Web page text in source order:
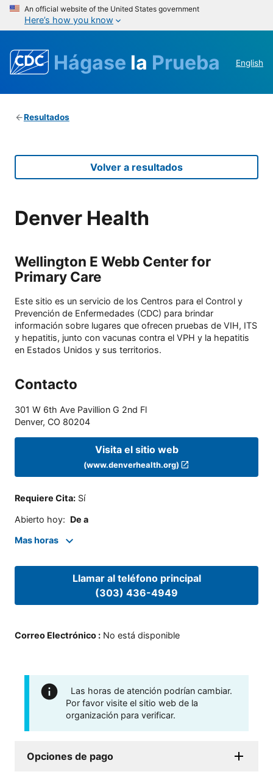
An official website of the United States government
Here’s how you know
Hágase la Prueba English
Resultados
Volver a resultados
Denver Health
Wellington E Webb Center for
Primary Care
Este sitio es un servicio de los Centros para el Control y
Prevención de Enfermedades (CDC) para brindar
información sobre lugares que ofrecen pruebas de VIH, ITS
y hepatitis, junto con vacunas contra el VPH y la hepatitis
en Estados Unidos y sus territorios.
Contacto
301 W 6th Ave Pavillion G 2nd Fl
Denver, CO 80204
Visita el sitio web
(www.denverhealth.org)
Requiere Cita: Sí
Abierto hoy: De a
Mas horas
Llamar al teléfono principal
(303) 436-4949
Correo Electrónico : No está disponible
Las horas de atención podrían cambiar.
Por favor visite el sitio web de la
organización para verificar.
Opciones de pago